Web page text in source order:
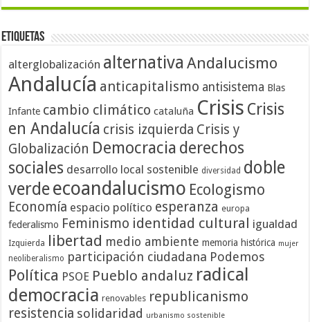
Etiquetas
alterglobalización alternativa Andalucismo
Andalucía anticapitalismo antisistema Blas
Infante cambio climático cataluña Crisis Crisis
en Andalucía crisis izquierda Crisis y
Globalización Democracia derechos
sociales desarrollo local sostenible diversidad doble
verdeecoandalucismo Ecologismo
Economía espacio político esperanza europa
federalismo Feminismo identidad cultural igualdad
Izquierda libertad medio ambiente memoria histórica mujer
neoliberalismo participación ciudadana Podemos
Política PSOE Pueblo andaluz radical
democracia renovables republicanismo
resistencia solidaridad urbanismo sostenible